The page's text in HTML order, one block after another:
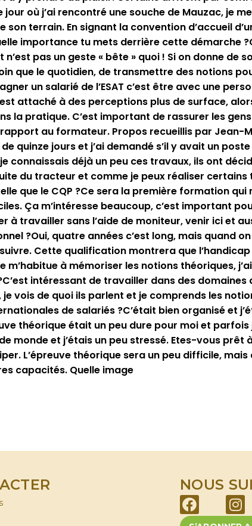
où j’ai rencontré une souche de Mauzac, je
son terrain. En signant la convention d’accueil
importance tu mets derrière cette démarche
pas un geste « bête » quoi ! Si on donne de
que le quotidien, de transmettre des notions
un salarié de l’ESAT c’est être avec une
attaché à des perceptions plus de surface,
la pratique. C’est important de rassurer les
au formateur. Propos recueillis par
quinze jours et j’ai demandé s’il y avait un
connaissais déjà un peu ces travaux, ils ont
du tracteur et comme je peux réaliser certains
que le CQP ?Ce sera la première formation
Ça m’intéresse beaucoup, c’est important
à travailler sans l’aide de moniteur, venir ici et
?Oui, quatre années c’est long, mais quand
Cette qualification montrera que
à mémoriser les notions théoriques,
intéressant de travailler dans des domaines
vois de quoi ils parlent et je comprends les
de salariés ?C’était bien organisé et
théorique était un peu dure pour moi et
monde et j’étais un peu stressé. Etes-vous
L’épreuve théorique sera un peu difficile,
capacités. Quelle image
NOUS